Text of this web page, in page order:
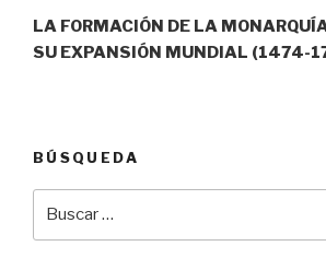
entrada
LA FORMACIÓN DE LA
SU EXPANSIÓN MUNDIAL (1474-
BÚSQUEDA